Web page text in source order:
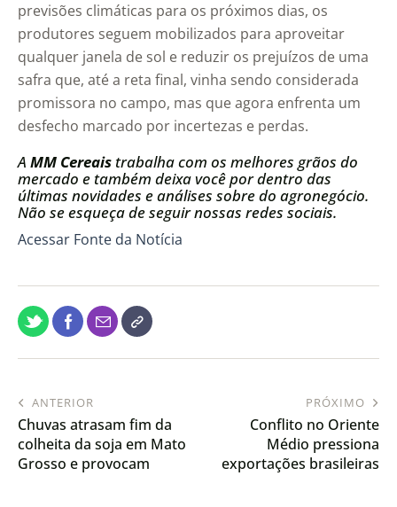
previsões climáticas para os próximos dias, os
produtores seguem mobilizados para aproveitar
qualquer janela de sol e reduzir os prejuízos de uma
safra que, até a reta final, vinha sendo considerada
promissora no campo, mas que agora enfrenta um
desfecho marcado por incertezas e perdas.
A MM Cereais trabalha com os melhores grãos do
mercado e também deixa você por dentro das
últimas novidades e análises sobre do agronegócio.
Não se esqueça de seguir nossas redes sociais.
Acessar Fonte da Notícia
ANTERIOR
Chuvas atrasam fim da
colheita da soja em Mato
Grosso e provocam
PRÓXIMO
Conflito no Oriente
Médio pressiona
exportações brasileiras